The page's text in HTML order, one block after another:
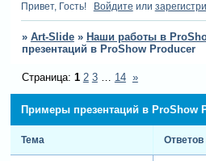
Привет, Гость! Войдите или
» Art-Slide » Наши работы в
презентаций в ProShow Producer
Примеры презентаций в ProShow
Страница: 1 2 3 … 14 »
Тема Ответов